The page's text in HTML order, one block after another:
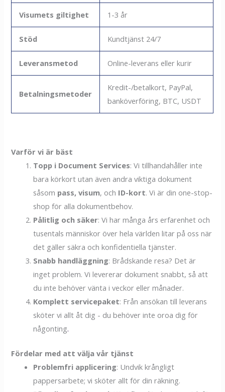
Visumets giltighet 1-3 år
Stöd Kundtjänst 24/7
Leveransmetod Online-leverans eller kurir
Betalningsmetoder
Kredit-/betalkort, PayPal,
banköverföring, BTC, USDT
Varför vi är bäst
Topp i Document Services: Vi tillhandahåller inte
bara körkort utan även andra viktiga dokument
såsom pass, visum, och ID-kort. Vi är din one-stop-
shop för alla dokumentbehov.
Pålitlig och säker: Vi har många års erfarenhet och
tusentals människor över hela världen litar på oss när
det gäller säkra och konfidentiella tjänster.
Snabb handläggning: Brådskande resa? Det är
inget problem. Vi levererar dokument snabbt, så att
du inte behöver vänta i veckor eller månader.
Komplett servicepaket: Från ansökan till leverans
sköter vi allt åt dig - du behöver inte oroa dig för
någonting.
Fördelar med att välja vår tjänst
Problemfri applicering: Undvik krångligt
pappersarbete; vi sköter allt för din räkning.